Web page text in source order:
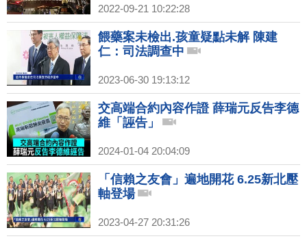
2022-09-21 10:22:28
餵藥案未檢出.孩童疑點未解 陳建
仁：司法調查中
2023-06-30 19:13:12
交高端合約內容作證 薛瑞元反告李德
維「誣告」
2024-01-04 20:04:09
「信賴之友會」遍地開花 6.25新北壓
軸登場
2023-04-27 20:31:26